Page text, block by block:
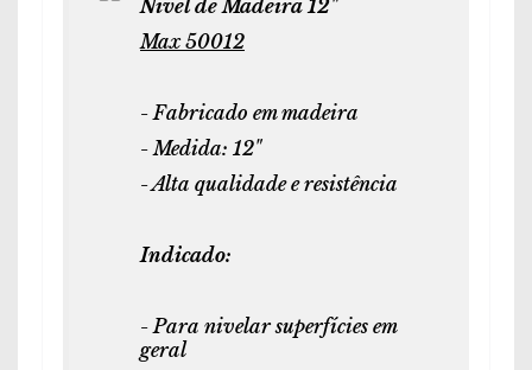
Nível de Madeira 12"
Max 50012
- Fabricado em madeira
- Medida: 12"
- Alta qualidade e resistência
Indicado:
- Para nivelar superfícies em
geral